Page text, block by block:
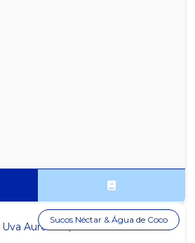
Sucos Néctar & Água de Coco